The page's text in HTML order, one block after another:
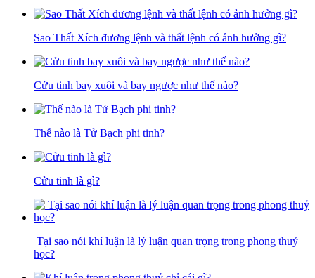
Sao Thất Xích đương lệnh và thất lệnh có ảnh hưởng gì?
Cửu tinh bay xuôi và bay ngược như thế nào?
Thế nào là Tử Bạch phi tinh?
Cửu tinh là gì?
Tại sao nói khí luận là lý luận quan trọng trong phong thuỷ
học?